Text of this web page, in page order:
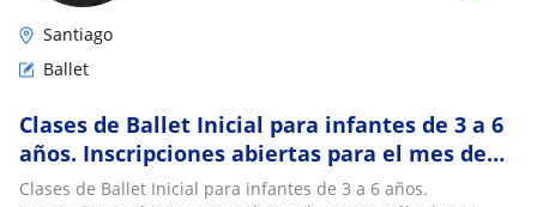
Santiago
Ballet
Clases de Ballet Inicial para infantes de 3 a 6
años. Inscripciones abiertas para el mes de
agosto, sábados 11 hrs.La Reina
Clases de Ballet Inicial para infantes de 3 a 6 años.